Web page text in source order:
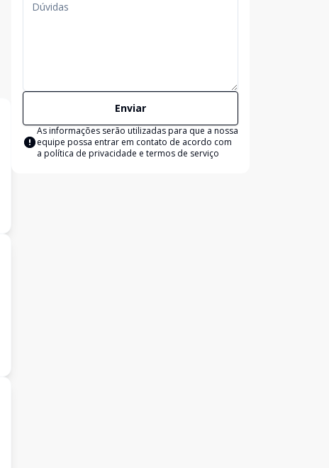
Enviar
As informações serão utilizadas para que a nossa
equipe possa entrar em contato de acordo com
a política de privacidade e termos de serviço